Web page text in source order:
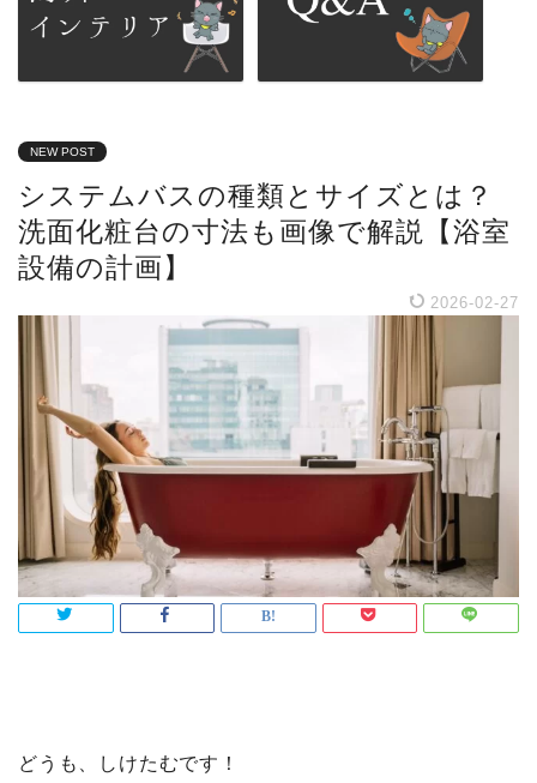
NEW POST
システムバスの種類とサイズとは？
洗面化粧台の寸法も画像で解説【浴室
設備の計画】
2026-02-27
どうも、しけたむです！